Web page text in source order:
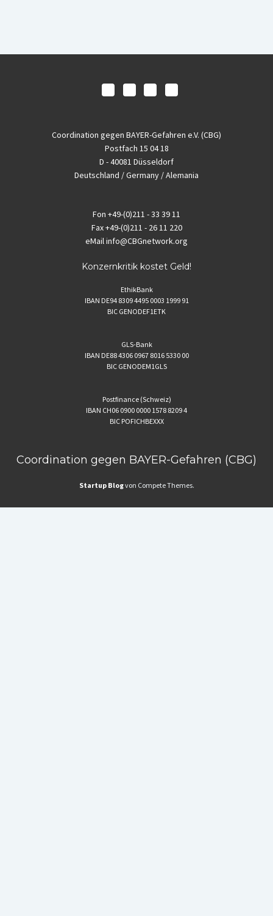
Coordination gegen BAYER-Gefahren e.V. (CBG)
Postfach 15 04 18
D - 40081 Düsseldorf
Deutschland / Germany / Alemania
Fon +49-(0)211 - 33 39 11
Fax+49-(0)211 - 26 11 220
eMailinfo@CBGnetwork.org
Konzernkritik kostet Geld!
EthikBank
IBAN DE94 8309 4495 0003 1999 91
BIC GENODEF1ETK
GLS-Bank
IBAN DE88 4306 0967 8016 5330 00
BIC GENODEM1GLS
Postfinance (Schweiz)
IBAN CH06 0900 0000 1578 8209 4
BIC POFICHBEXXX
Coordination gegen BAYER-Gefahren (CBG)
Startup Blogvon Compete Themes.